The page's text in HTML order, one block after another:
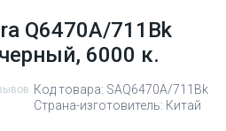
Q6470A/711Bk
6000 к.
Код товара: SAQ6470A/711Bk
Страна-изготовитель: Китай